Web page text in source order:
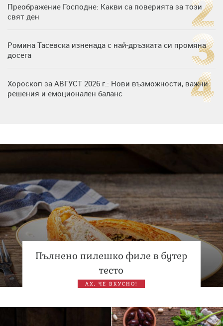
Преображение Господне: Какви са поверията за този
свят ден
Ромина Тасевска изненада с най-дръзката си промяна
досега
Хороскоп за АВГУСТ 2026 г.: Нови възможности, важни
решения и емоционален баланс
Кортни Кокс и Джим Къртис заедно на яхта
Пълнено пилешко филе в бутер
тесто
АХ, ЧЕ ВКУСНО!